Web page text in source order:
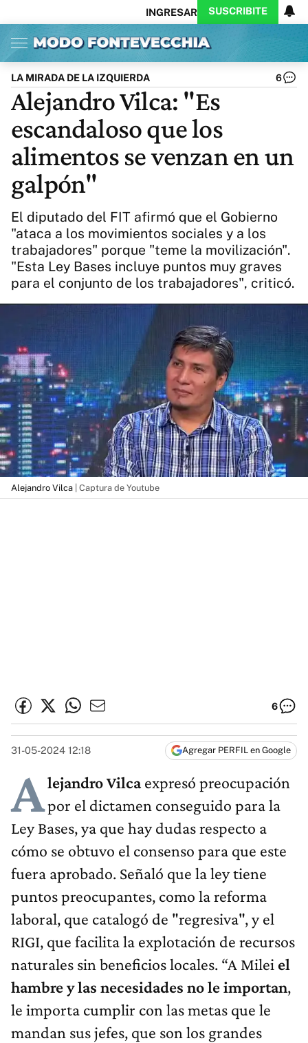
INGRESAR SUSCRIBITE
Inicio Ahora
Opinión
Política
Ciencia
Protagonistas
Cultura
Arte
Educación
Internacional
CARAS
Exitoina
Turismo
Videos
Córdoba
Reperfilar
Business
Exitoina
Diario del Juicio
Actualidad
LA MIRADA DE LA IZQUIERDA 6
Alejandro Vilca: "Es
escandaloso que los
alimentos se venzan en un
galpón"
El diputado del FIT afirmó que el Gobierno
"ataca a los movimientos sociales y a los
trabajadores" porque "teme la movilización".
"Esta Ley Bases incluye puntos muy graves
para el conjunto de los trabajadores", criticó.
Alejandro Vilca | Captura de Youtube
6
31-05-2024 12:18 Agregar PERFIL en Google
Alejandro Vilcaexpresó preocupación
por el dictamen conseguido para la
Ley Bases, ya que hay dudas respecto a
cómo se obtuvo el consenso para que este
fuera aprobado. Señaló que la ley tiene
puntos preocupantes, como la reforma
laboral, que catalogó de "regresiva", y el
RIGI, que facilita la explotación de recursos
naturales sin beneficios locales. “A Milei el
hambre y las necesidades no le importan,
le importa cumplir con las metas que le
mandan sus jefes, que son los grandes